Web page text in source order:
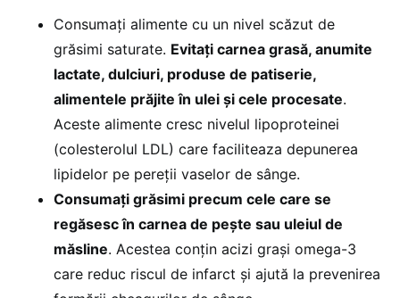
Consumați alimente cu un nivel scăzut de
grăsimi saturate. Evitați carnea grasă, anumite
lactate, dulciuri, produse de patiserie,
alimentele prăjite în ulei și cele procesate.
Aceste alimente cresc nivelul lipoproteinei
(colesterolul LDL) care faciliteaza depunerea
lipidelor pe pereții vaselor de sânge.
Consumați grăsimi precum cele care se
regăsesc în carnea de pește sau uleiul de
măsline. Acestea conțin acizi grași omega-3
care reduc riscul de infarct și ajută la prevenirea